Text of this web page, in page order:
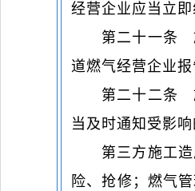
经营企业应当立
第二十一条
道燃气经营企业
第二十二条
当及时通知受影响
第三方施工
险、抢修；燃气